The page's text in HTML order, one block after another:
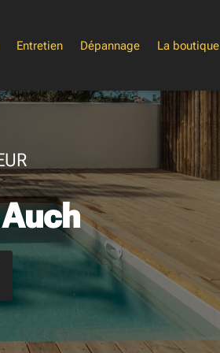
Entretien Dépannage La boutique